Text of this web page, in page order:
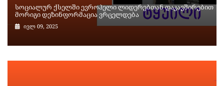
სოციალურ ქსელში ევროპელი ლიდერებთან დაკავშირებით
მორიგი დეზინფორმაცია ვრცელდება
ივლ 09, 2025